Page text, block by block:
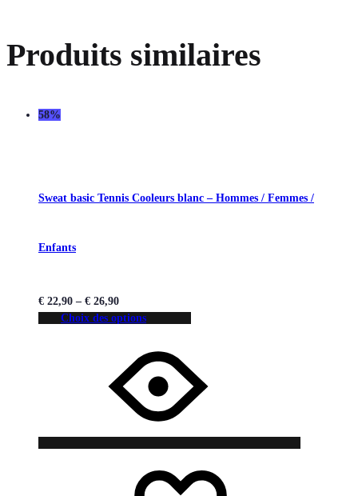
Produits similaires
58%
Sweat basic Tennis Cooleurs blanc – Hommes / Femmes /
Enfants
€ 22,90 – € 26,90
Choix des options